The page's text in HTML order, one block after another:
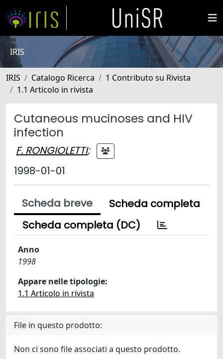
IRIS
IRIS Catalogo Ricerca
1 Contributo su Rivista
1.1 Articolo in rivista
Cutaneous mucinoses and HIV
infection
F. RONGIOLETTI;
1998-01-01
Scheda breve
Scheda completa
Scheda completa (DC)
Anno
1998
Appare nelle tipologie:
1.1 Articolo in rivista
File in questo prodotto:
Non ci sono file associati a questo prodotto.